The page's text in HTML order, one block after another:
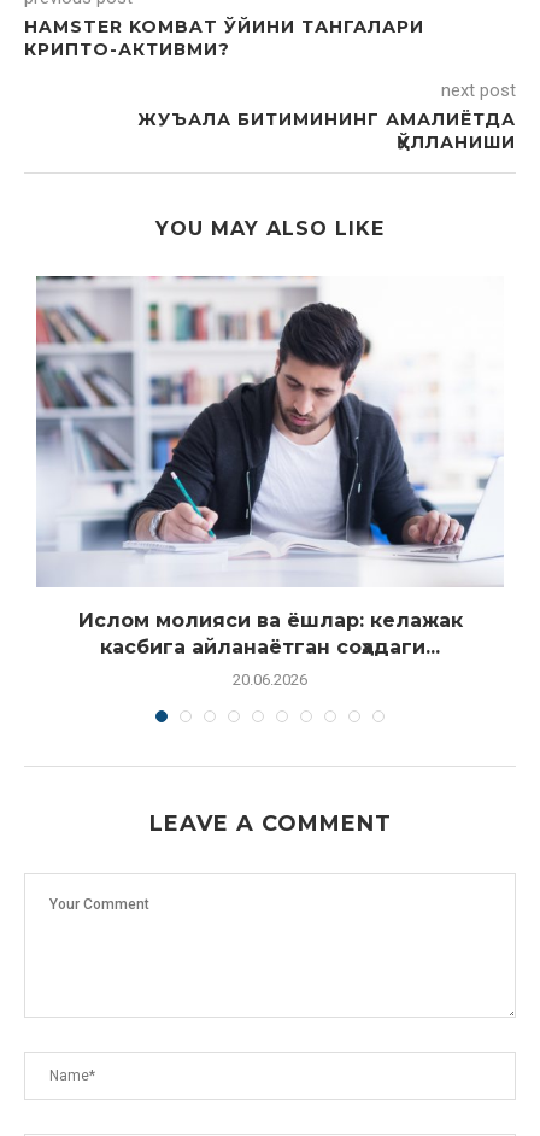
HAMSTER KOMBAT ЎЙИНИ ТАНГАЛАРИ
КРИПТО-АКТИВМИ?
next post
ЖУЪАЛА БИТИМИНИНГ АМАЛИЁТДА
ҚЎЛЛАНИШИ
YOU MAY ALSO LIKE
Ислом молияси ва ёшлар: келажак
касбига айланаётган соҳадаги...
20.06.2026
LEAVE A COMMENT